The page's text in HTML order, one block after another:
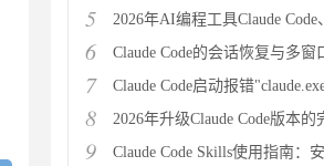
5 2026年AI编程工具Claude Code、Cursor、GitHub Copilot
6 Claude Code的会话恢复与多窗口使用指南
7 Claude Code启动报错"claude.exe与Windows版本不兼容"的
8 2026年升级Claude Code版本的
9 Claude Code Skills使用指南：安装、创